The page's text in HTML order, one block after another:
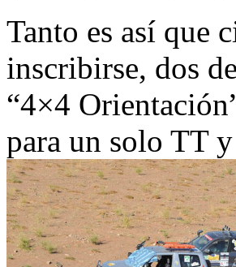
Tanto es así que
inscribirse, dos
“4×4
para un solo TT